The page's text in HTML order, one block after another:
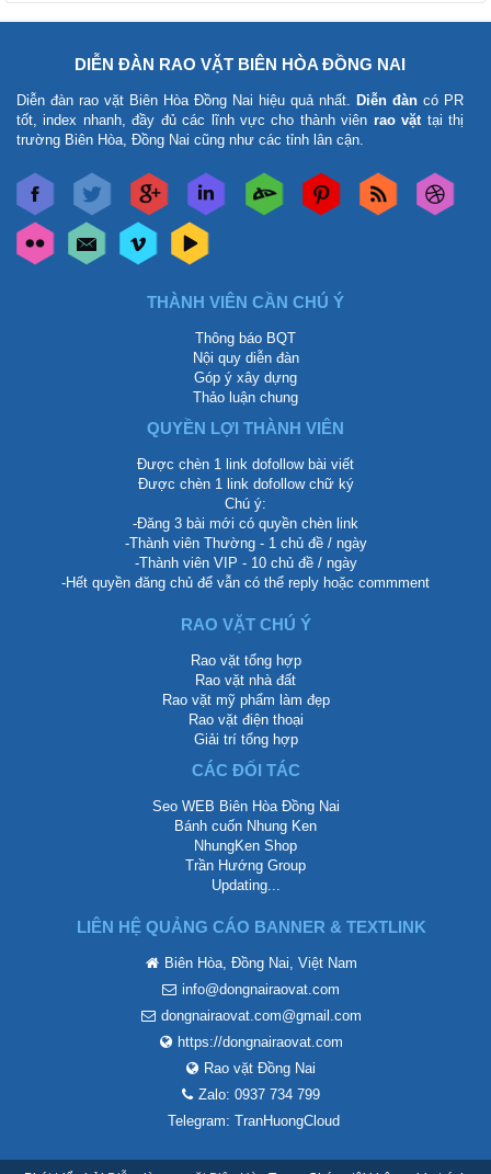
DIỄN ĐÀN RAO VẶT BIÊN HÒA ĐỒNG NAI
Diễn đàn rao vặt Biên Hòa Đồng Nai hiệu quả nhất. Diễn đàn có PR
tốt, index nhanh, đầy đủ các lĩnh vực cho thành viên rao vặt tại thị
trường Biên Hòa, Đồng Nai cũng như các tỉnh lân cận.
THÀNH VIÊN CẦN CHÚ Ý
Thông báo BQT
Nội quy diễn đàn
Góp ý xây dựng
Thảo luận chung
QUYỀN LỢI THÀNH VIÊN
Được chèn 1 link dofollow bài viết
Được chèn 1 link dofollow chữ ký
Chú ý:
-Đăng 3 bài mới có quyền chèn link
-Thành viên Thường - 1 chủ đề / ngày
-Thành viên VIP - 10 chủ đề / ngày
-Hết quyền đăng chủ để vẫn có thể reply hoặc commment
RAO VẶT CHÚ Ý
Rao vặt tổng hợp
Rao vặt nhà đất
Rao vặt mỹ phẩm làm đẹp
Rao vặt điện thoại
Giải trí tổng hợp
CÁC ĐỐI TÁC
Seo WEB Biên Hòa Đồng Nai
Bánh cuốn Nhung Ken
NhungKen Shop
Trần Hướng Group
Updating...
LIÊN HỆ QUẢNG CÁO BANNER & TEXTLINK
Biên Hòa, Đồng Nai, Việt Nam
info@dongnairaovat.com
dongnairaovat.com@gmail.com
https://dongnairaovat.com
Rao vặt Đồng Nai
Zalo: 0937 734 799
Telegram: TranHuongCloud